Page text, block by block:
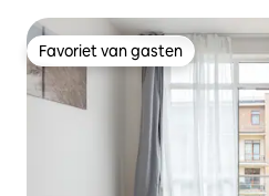
Favoriet van gasten
Favoriet van gasten